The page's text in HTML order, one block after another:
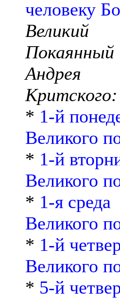
человеку
Великий
Покаянный
Андрея
Критского:
* 1-й
Великого
* 1-й
Великого
* 1-я среда
Великого
* 1-й
Великого
* 5-й